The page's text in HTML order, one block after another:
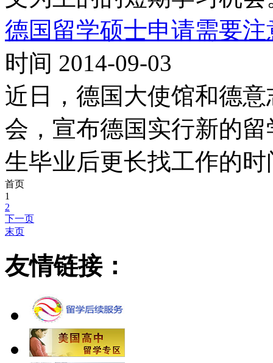
德国留学硕士申请需要
时间 2014-09-03
近日，德国大使馆和德
会，宣布德国实行新的
生毕业后更长找工作的
首页
1
2
下一页
末页
友情链接：